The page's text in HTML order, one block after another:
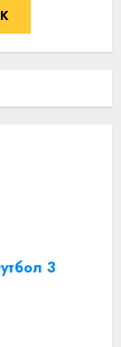
3